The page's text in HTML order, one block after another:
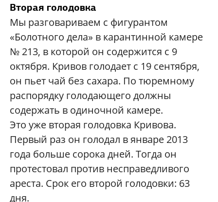
Вторая голодовка
Мы разговариваем с фигурантом
«Болотного дела» в карантинной камере
№ 213, в которой он содержится с 9
октября. Кривов голодает с 19 сентября,
он пьет чай без сахара. По тюремному
распорядку голодающего должны
содержать в одиночной камере.
Это уже вторая голодовка Кривова.
Первый раз он голодал в январе 2013
года больше сорока дней. Тогда он
протестовал против несправедливого
ареста. Срок его второй голодовки: 63
дня.